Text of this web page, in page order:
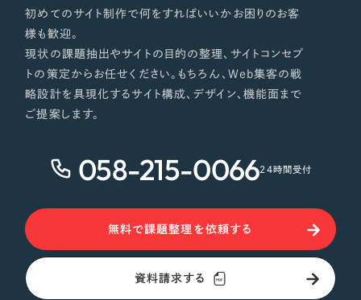
初めてのサイト制作で何をすればいいかお困りのお客
様も歓迎。
現状の課題抽出やサイトの目的の整理、サイトコンセプ
トの策定からお任せください。もちろん、Web集客の戦
略設計を具現化するサイト構成、デザイン、機能面まで
ご提案します。
058-215-006624時間受付
無料で課題整理を依頼する
資料請求する